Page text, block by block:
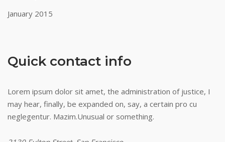
January 2015
Quick contact info
Lorem ipsum dolor sit amet, the administration of justice, I
may hear, finally, be expanded on, say, a certain pro cu
neglegentur. Mazim.Unusual or something.